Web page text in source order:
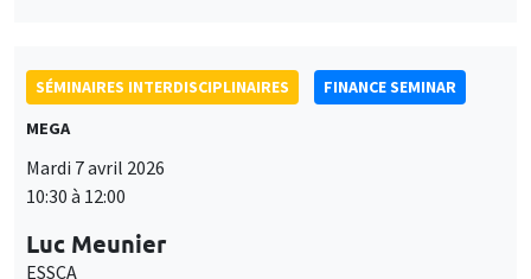
SÉMINAIRES INTERDISCIPLINAIRES
FINANCE SEMINAR
MEGA
Mardi 7 avril 2026
10:30 à 12:00
Luc Meunier
ESSCA